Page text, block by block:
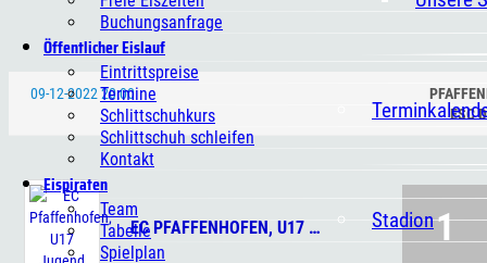
Stadion
Buchungsanfrage
Öffentlicher Eislauf
Eintrittspreise
Termine
Schlittschuhkurs
Schlittschuh schleifen
Kontakt
Eispiraten
Team
Tabelle
Spielplan
09-12-2022 20:00
ESC
EC PFAFFENHOFEN, U17 JUGEND 1